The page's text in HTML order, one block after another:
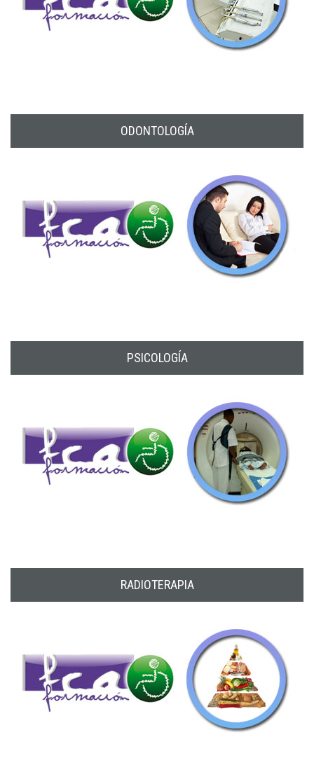
ODONTOLOGÍA
PSICOLOGÍA
RADIOTERAPIA